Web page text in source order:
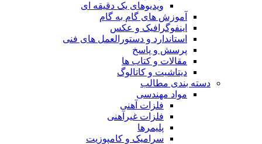
ویدیوهای یک دقیقه ای
آموزش های گام به گام
اینفوگرافیک و عکس
استاندارد و دستورالعمل های فنی
پرسش و پاسخ
مقالات و کتاب ها
دیتاشیت و کاتالوگ
دسته بندی مطالب
مواد مهندسی
فلزات آهنی
فلزات غیرآهنی
پلیمرها
سرامیک و کامپوزیت